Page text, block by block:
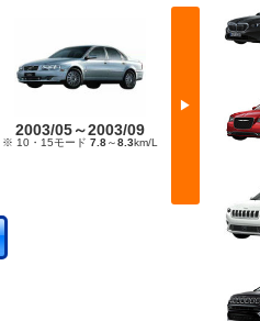
▶
2003/05～2003/09
※ 10・15モード 7.8～8.3km/L
2002/11
※ 10・15モー